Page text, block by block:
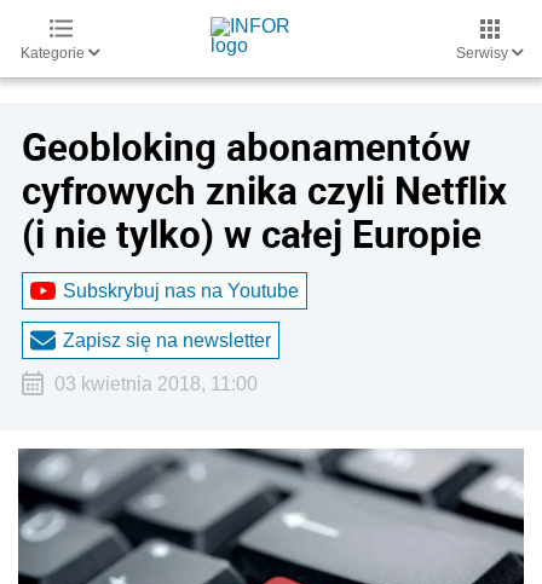
Kategorie Serwisy
Geobloking abonamentów
cyfrowych znika czyli Netflix
(i nie tylko) w całej Europie
Subskrybuj nas na Youtube
Zapisz się na newsletter
03 kwietnia 2018, 11:00